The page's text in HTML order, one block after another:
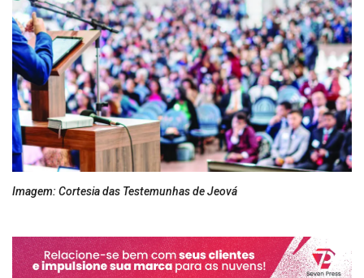
Imagem: Cortesia das Testemunhas de Jeová